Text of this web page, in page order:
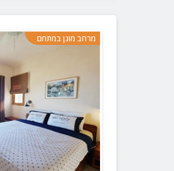
מרחב מוגן במתחם